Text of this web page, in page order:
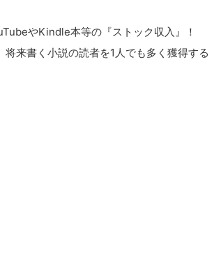
やKindle本等の『ストック収入』！
将来書く小説の読者を1人でも多く獲得する